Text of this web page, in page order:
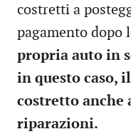
costretti a
pagamento dopo
propria auto in
in questo caso,
costretto anche
riparazioni.